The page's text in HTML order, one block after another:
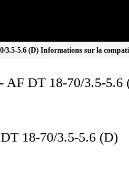
3.5-5.6 (D) Informations sur la
DT 18-70/3.5-5.6
18-70/3.5-5.6 (D)